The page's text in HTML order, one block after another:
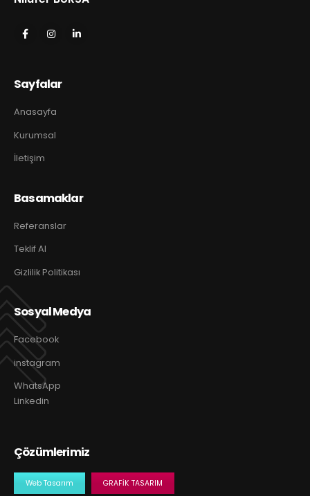
Sayfalar
Anasayfa
Kurumsal
İletişim
Basamaklar
Referanslar
Teklif Al
Gizlilik Politikası
Sosyal Medya
Facebook
instagram
WhatsApp
Linkedin
Çözümlerimiz
Web Tasarım GRAFIK TASARIM